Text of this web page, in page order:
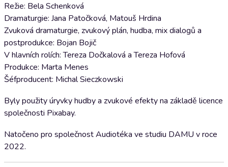
Režie: Bela Schenková
Dramaturgie: Jana Patočková, Matouš Hrdina
Zvuková dramaturgie, zvukový plán, hudba, mix dialogů a
postprodukce: Bojan Bojič
V hlavních rolích: Tereza Dočkalová a Tereza Hofová
Produkce: Marta Menes
Šéfproducent: Michal Sieczkowski
Byly použity úryvky hudby a zvukové efekty na základě licence
společnosti Pixabay.
Natočeno pro společnost Audiotéka ve studiu DAMU v roce
2022.